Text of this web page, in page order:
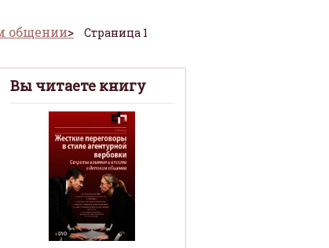
общении Страница 1
Вы читаете книгу